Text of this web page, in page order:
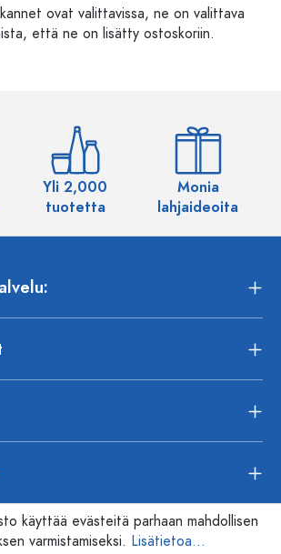
ovat valittavissa, ne on valittava
että ne on lisätty ostoskoriin.
Yli 2,000
tuotetta
Monia
lahjaideoita
käyttää evästeitä parhaan mahdollisen
varmistamiseksi. Lisätietoa...